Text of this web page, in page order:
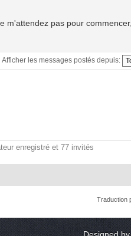
m'attendez pas pour
Afficher les messages postés depuis:
enregistré et 77 invités
Traduction